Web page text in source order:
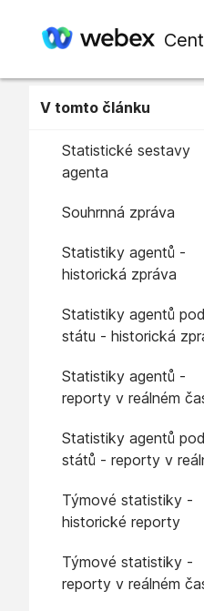
V tomto článku
Statistické sestavy
agenta
Souhrnná zpráva
Statistiky agentů -
historická zpráva
Statistiky agentů
státu - historická
Statistiky agentů -
reporty v reálném
Statistiky agentů
států - reporty v
Týmové statistiky -
historické reporty
Týmové statistiky -
reporty v reálném